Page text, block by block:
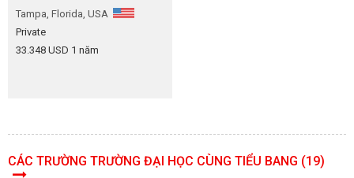
Tampa, Florida, USA
Private
33.348 USD 1 năm
CÁC TRƯỜNG TRƯỜNG ĐẠI HỌC CÙNG TIỂU BANG (19)